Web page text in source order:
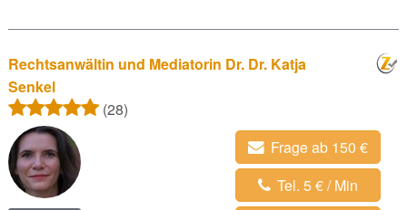
Rechtsanwältin und Mediatorin Dr. Dr. Katja
Senkel
(28)
Frage ab 150 €
Tel. 5 € / Min